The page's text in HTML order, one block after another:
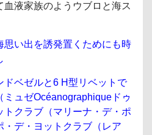
液家族のようウブロと海ス
思い出を誘発置くためにも時
ドベゼルと6 H型リベットで
ュゼOcéanographiqueドゥ
トクラブ（マリーナ・デ・ポ
・デ・ヨットクラブ（レア